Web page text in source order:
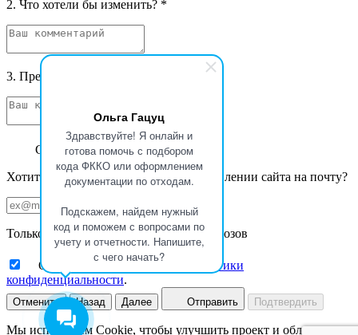
Ольга Гацуц
Здравствуйте! Я онлайн и
готова помочь с подбором
кода ФККО или оформлением
документации по отходам.
Подскажем, найдем нужный
код и поможем с вопросами по
учету и отчетности. Напишите,
с чего начать?
2. Что хотели бы изменить? *
3. Предложения и фантазии
Спасибо за ваш отзыв
Хотите получать уведомления об обновлении сайта на почту?
Только новости Базы данных ФККО Увозов
Ознакомлен с принципами
политики
конфиденциальности.
Отменить Назад Далее Отправить Подтвердить
Мы используем Cookie, чтобы улучшить проект и облегчить